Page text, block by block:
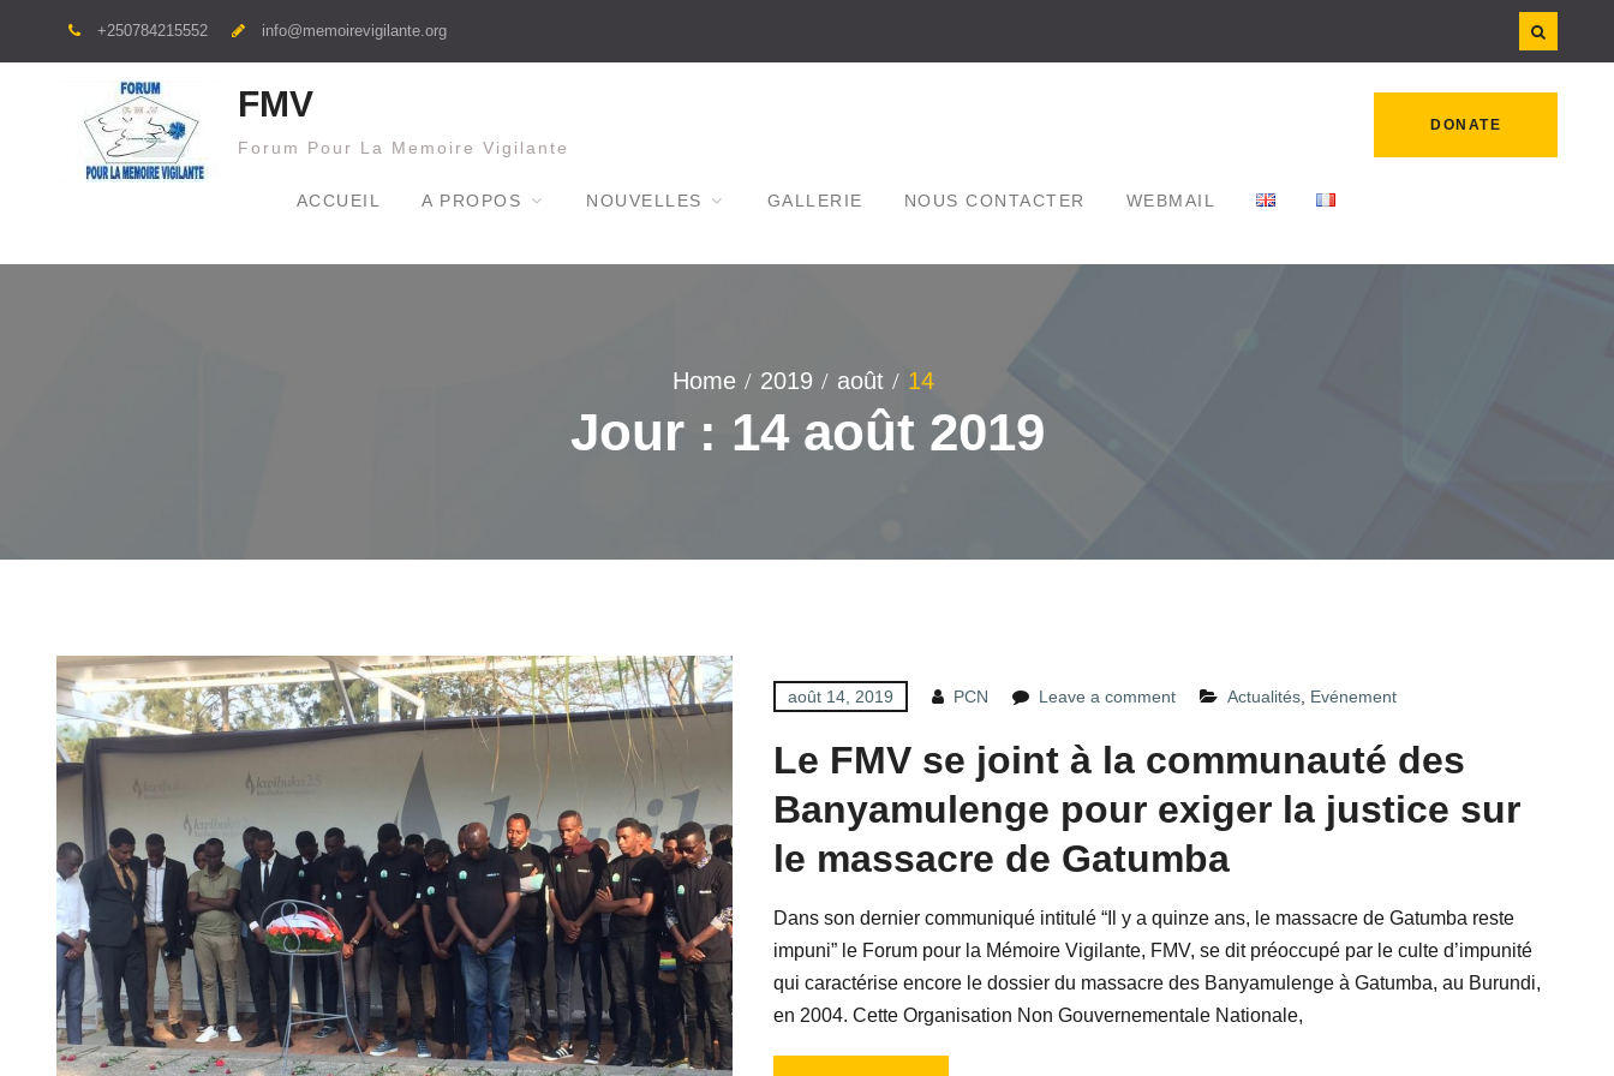
+250784215552 info@memoirevigilante.org
FMV
Forum Pour La Memoire Vigilante
DONATE
ACCUEIL A PROPOS NOUVELLES GALLERIE NOUS CONTACTER WEBMAIL
Home 2019 août 14
Jour : 14 août 2019
août 14, 2019 PCN Leave a comment Actualités, Evénement
Le FMV se joint à la communauté des
Banyamulenge pour exiger la justice sur
le massacre de Gatumba
Dans son dernier communiqué intitulé “Il y a quinze ans, le massacre de Gatumba reste
impuni” le Forum pour la Mémoire Vigilante, FMV, se dit préoccupé par le culte d’impunité
qui caractérise encore le dossier du massacre des Banyamulenge à Gatumba, au Burundi,
en 2004. Cette Organisation Non Gouvernementale Nationale,